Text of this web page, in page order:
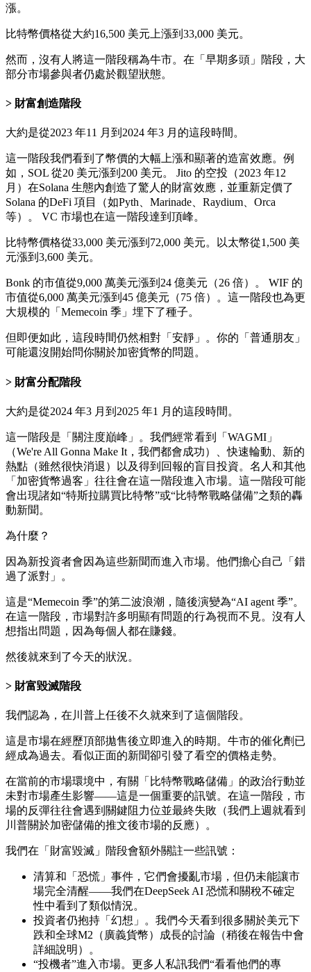
漲。
比特幣價格從大約16,500 美元上漲到33,000 美元。
然而，沒有人將這一階段稱為牛市。在「早期多頭」階段，大
部分市場參與者仍處於觀望狀態。
財富創造階段
大約是從2023 年11 月到2024 年3 月的這段時間。
這一階段我們看到了幣價的大幅上漲和顯著的造富效應。例
如，SOL 從20 美元漲到200 美元。 Jito 的空投（2023 年12
月）在Solana 生態內創造了驚人的財富效應，並重新定價了
Solana 的DeFi 項目（如Pyth、Marinade、Raydium、Orca
等）。 VC 市場也在這一階段達到頂峰。
比特幣價格從33,000 美元漲到72,000 美元。以太幣從1,500 美
元漲到3,600 美元。
Bonk 的市值從9,000 萬美元漲到24 億美元（26 倍）。 WIF 的
市值從6,000 萬美元漲到45 億美元（75 倍）。這一階段也為更
大規模的「Memecoin 季」埋下了種子。
但即便如此，這段時間仍然相對「安靜」。你的「普通朋友」
可能還沒開始問你關於加密貨幣的問題。
財富分配階段
大約是從2024 年3 月到2025 年1 月的這段時間。
這一階段是「關注度巔峰」。我們經常看到「WAGMI」
（We're All Gonna Make It，我們都會成功）、快速輪動、新的
熱點（雖然很快消退）以及得到回報的盲目投資。名人和其他
「加密貨幣過客」往往會在這一階段進入市場。這一階段可能
會出現諸如“特斯拉購買比特幣”或“比特幣戰略儲備”之類的轟
動新聞。
為什麼？
因為新投資者會因為這些新聞而進入市場。他們擔心自己「錯
過了派對」。
這是“Memecoin 季”的第二波浪潮，隨後演變為“AI agent 季”。
在這一階段，市場對許多明顯有問題的行為視而不見。沒有人
想指出問題，因為每個人都在賺錢。
然後就來到了今天的狀況。
財富毀滅階段
我們認為，在川普上任後不久就來到了這個階段。
這是市場在經歷頂部拋售後立即進入的時期。牛市的催化劑已
經成為過去。看似正面的新聞卻引發了看空的價格走勢。
在當前的市場環境中，有關「比特幣戰略儲備」的政治行動並
未對市場產生影響——這是一個重要的訊號。在這一階段，市
場的反彈往往會遇到關鍵阻力位並最終失敗（我們上週就看到
川普關於加密儲備的推文後市場的反應）。
我們在「財富毀滅」階段會額外關註一些訊號：
清算和「恐慌」事件，它們會擾亂市場，但仍未能讓市
場完全清醒——我們在DeepSeek AI 恐慌和關稅不確定
性中看到了類似情況。
投資者仍抱持「幻想」。我們今天看到很多關於美元下
跌和全球M2（廣義貨幣）成長的討論（稍後在報告中會
詳細說明）。
“投機者”進入市場。更多人私訊我們“看看他們的專